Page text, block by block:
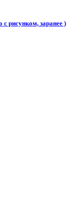
рисунком, заранее )